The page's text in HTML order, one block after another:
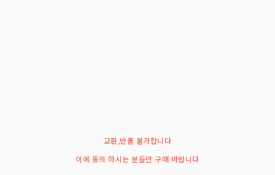
교환,반품 불가합니다
이에 동의 하시는 분들만 구매 바랍니다